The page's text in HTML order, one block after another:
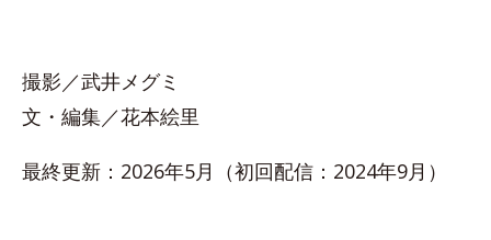
撮影／武井メグミ
文・編集／花本絵里
最終更新：2026年5月（初回配信：2024年9月）